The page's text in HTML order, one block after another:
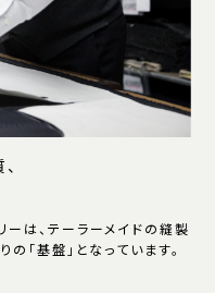
は、テーラーメイドの縫製
「基盤」となっています。